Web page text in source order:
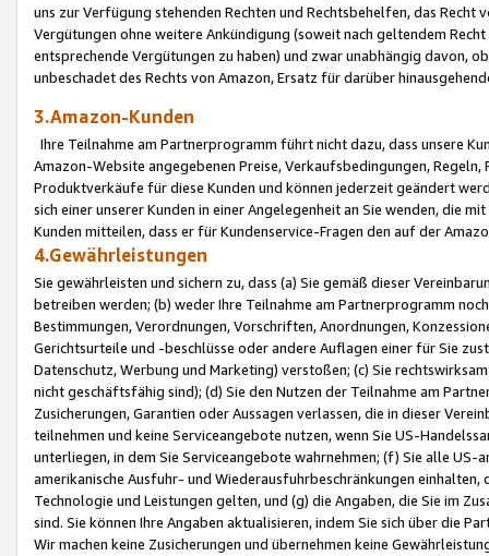
uns zur Verfügung stehenden Rechten und Rechtsbehelfen, das
Vergütungen ohne weitere Ankündigung (soweit nach geltendem
entsprechende Vergütungen zu haben) und zwar unabhängig davon,
unbeschadet des Rechts von Amazon, Ersatz für darüber
3.Amazon-Kunden
Ihre Teilnahme am Partnerprogramm führt nicht dazu, dass unsere
Amazon-Website angegebenen Preise, Verkaufsbedingungen,
Produktverkäufe für diese Kunden und können jederzeit geändert
sich einer unserer Kunden in einer Angelegenheit an Sie wenden, die
Kunden mitteilen, dass er für Kundenservice-Fragen den auf der
4.Gewährleistungen
Sie gewährleisten und sichern zu, dass (a) Sie gemäß dieser
betreiben werden; (b) weder Ihre Teilnahme am Partnerprogramm
Bestimmungen, Verordnungen, Vorschriften, Anordnungen,
Gerichtsurteile und -beschlüsse oder andere Auflagen einer für Sie
Datenschutz, Werbung und Marketing) verstoßen; (c) Sie
nicht geschäftsfähig sind); (d) Sie den Nutzen der Teilnahme am
Zusicherungen, Garantien oder Aussagen verlassen, die in dieser
teilnehmen und keine Serviceangebote nutzen, wenn Sie US-
unterliegen, in dem Sie Serviceangebote wahrnehmen; (f) Sie alle
amerikanische Ausfuhr- und Wiederausfuhrbeschränkungen
Technologie und Leistungen gelten, und (g) die Angaben, die Sie im
sind. Sie können Ihre Angaben aktualisieren, indem Sie sich über die
Wir machen keine Zusicherungen und übernehmen keine